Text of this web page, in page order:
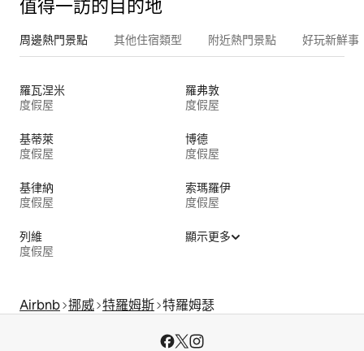
值得一訪的目的地
周邊熱門景點 其他住宿類型 附近熱門景點 好玩新鮮事
羅瓦涅米
度假屋
羅弗敦
度假屋
基蒂萊
度假屋
博德
度假屋
基律納
度假屋
索瑪羅伊
度假屋
列維
度假屋
顯示更多
Airbnb 挪威 特羅姆斯 特羅姆瑟